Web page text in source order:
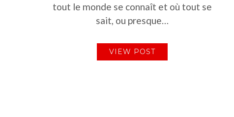
tout le monde se connaît et où tout se
sait, ou presque…
VIEW POST